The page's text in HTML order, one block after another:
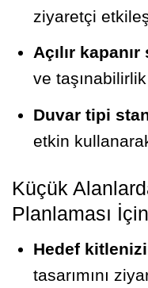
ziyaretçi
Açılır
ve
Duvar tipi
etkin
Küçük
Planlaması
Hedef kitlenizi
tasarımını